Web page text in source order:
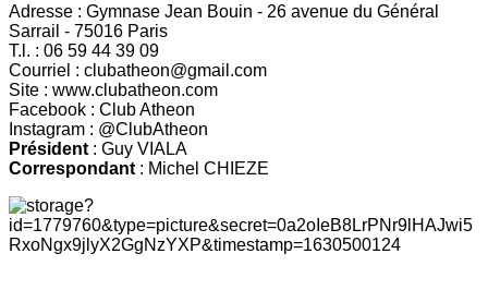
Adresse : Gymnase Jean Bouin - 26 avenue du Général
Sarrail - 75016 Paris
T.l. : 06 59 44 39 09
Courriel : clubatheon@gmail.com
Site : www.clubatheon.com
Facebook : Club Atheon
Instagram : @ClubAtheon
Président : Guy VIALA
Correspondant : Michel CHIEZE